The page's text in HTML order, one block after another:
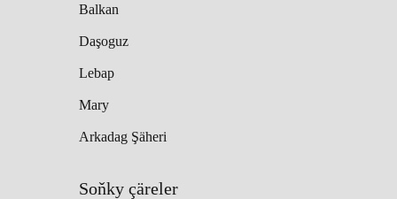
Balkan
Daşoguz
Lebap
Mary
Arkadag Şäheri
Soňky çäreler